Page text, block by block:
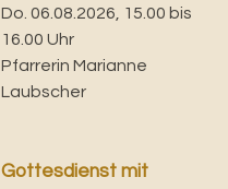
Do. 06.08.2026, 15.00 bis
16.00 Uhr
Pfarrerin Marianne
Laubscher
Gottesdienst mit